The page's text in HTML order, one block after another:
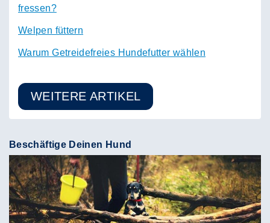
fressen?
Welpen füttern
Warum Getreidefreies Hundefutter wählen
WEITERE ARTIKEL
Beschäftige Deinen Hund